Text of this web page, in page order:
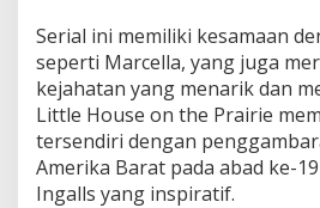
Serial ini memiliki kesamaan
seperti Marcella, yang juga
kejahatan yang menarik dan
Little House on the Prairie
tersendiri dengan
Amerika Barat pada abad ke-
Ingalls yang inspiratif.